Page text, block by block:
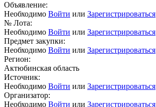
Объявление:
Необходимо Войти или Зарегистрироваться
№ Лота:
Необходимо Войти или Зарегистрироваться
Предмет закупки:
Необходимо Войти или Зарегистрироваться
Регион:
Актюбинская область
Источник:
Необходимо Войти или Зарегистрироваться
Организатор:
Необходимо Войти или Зарегистрироваться